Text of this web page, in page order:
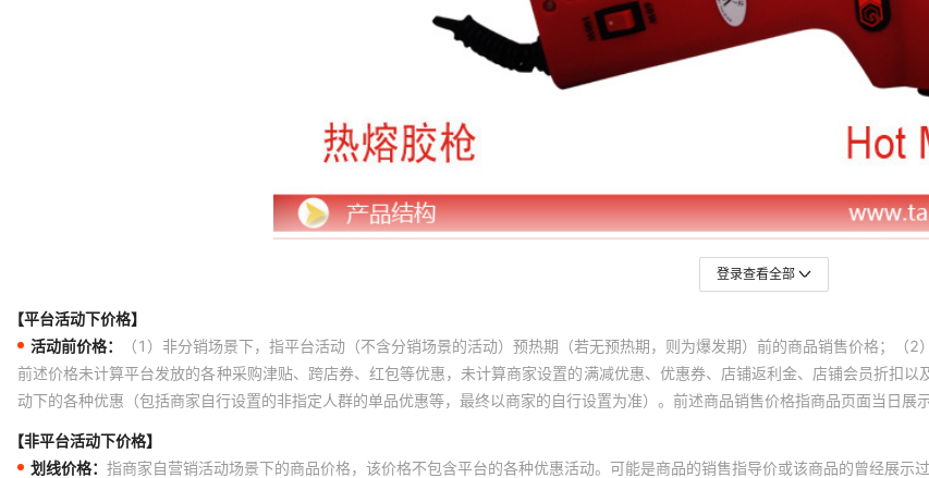
登录查看全部
【平台活动下价格】
活动前价格：
（1）非分销场景下，指平台活动（不含分销场景的活动）预热期（若无预热期，则为爆发期）前的商品销售价格；
前述价格未计算平台发放的各种采购津贴、跨店券、红包等优惠，未计算商家设置的满减优惠、优惠券、店铺返利金、店铺会员折扣
动下的各种优惠（包括商家自行设置的非指定人群的单品优惠等，最终以商家的自行设置为准）。前述商品销售价格指商品页面当日展
【非平台活动下价格】
划线价格： 指商家自营销活动场景下的商品价格，该价格不包含平台的各种优惠活动。可能是商品的销售指导价或该商品的曾经展示